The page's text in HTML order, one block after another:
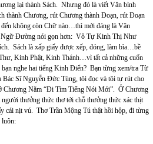
lại thành Sách. Nhưng đó là viết Văn bình
thành Chương, rút Chương thành Đoạn, rút Đoạn
không còn Chữ nào…thì mới đáng là Văn
Ngữ Đường nói gọn hơn: Vô Tự Kinh Thị Như
Sách là xấp giấy được xếp, đóng, làm bìa…bề
Kinh Phật, Kinh Thánh…vì tất cả những cuốn
nghe hai tiếng Kinh Điển? Bạn từng xem/tra Từ
Sĩ Nguyễn Đức Tùng, tôi đọc và tôi tự rút cho
Chương Năm “Đi Tìm Tiếng Nói Mới”. Ở Chương
thưởng thức thơ tới chỗ thưởng thức xác thịt
cái nịt vú. Thơ Trần Mộng Tú thật hồi hộp, đi từng
luôn: